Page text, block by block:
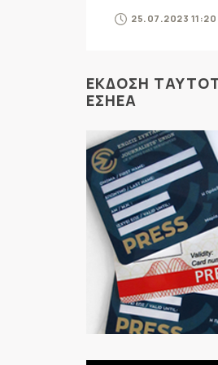
25.07.2023 11:20
ΕΚΔΟΣΗ
ΕΣΗΕΑ